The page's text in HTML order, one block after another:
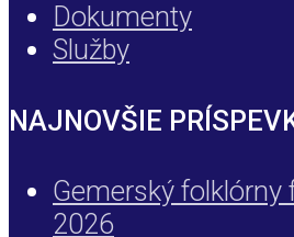
Dokumenty
Služby
NAJNOVŠIE
Gemerský folklórny
2026